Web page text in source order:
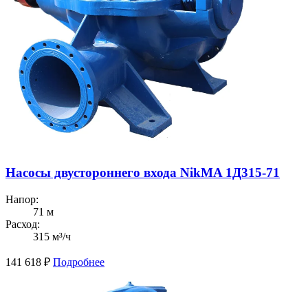
Насосы двустороннего входа NikMA 1Д315-71
Напор:
71 м
Расход:
315 м³/ч
141 618 ₽ Подробнее